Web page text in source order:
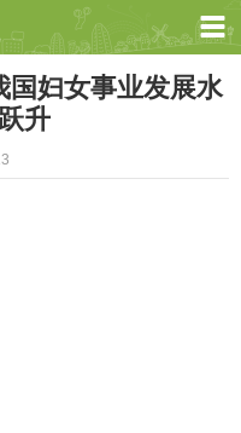
国妇女事业发展水
升